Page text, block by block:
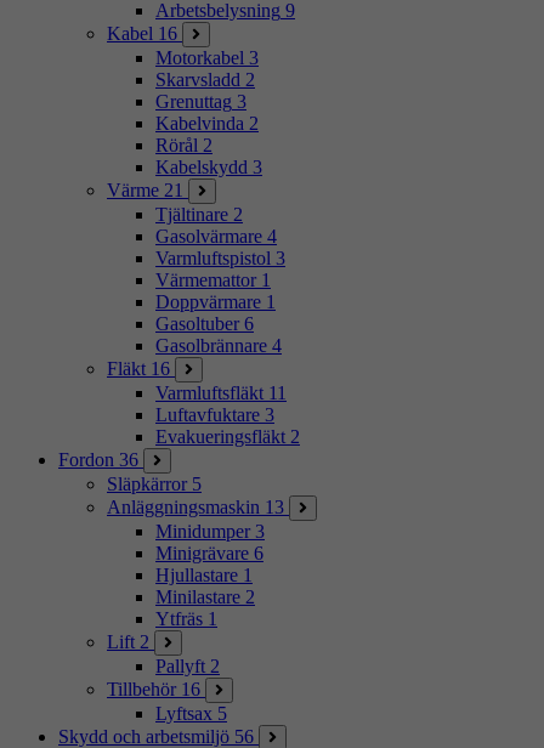
Arbetsbelysning 9
Kabel 16
Motorkabel 3
Skarvsladd 2
Grenuttag 3
Kabelvinda 2
Rörål 2
Kabelskydd 3
Värme 21
Tjältinare 2
Gasolvärmare 4
Varmluftspistol 3
Värmemattor 1
Doppvärmare 1
Gasoltuber 6
Gasolbrännare 4
Fläkt 16
Varmluftsfläkt 11
Luftavfuktare 3
Evakueringsfläkt 2
Fordon 36
Släpkärror 5
Anläggningsmaskin 13
Minidumper 3
Minigrävare 6
Hjullastare 1
Minilastare 2
Ytfräs 1
Lift 2
Pallyft 2
Tillbehör 16
Lyftsax 5
Skydd och arbetsmiljö 56